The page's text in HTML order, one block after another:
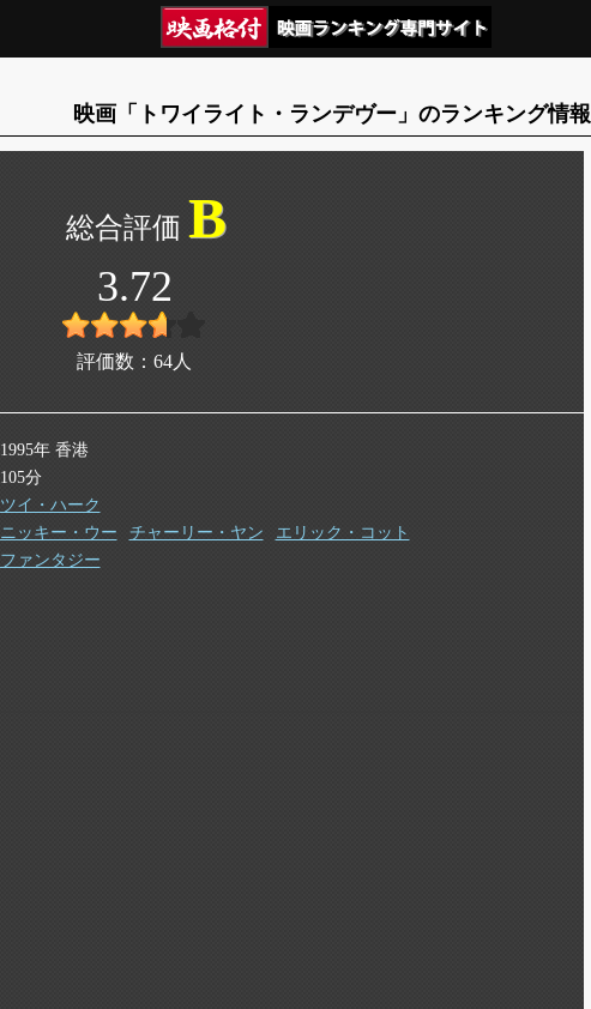
映画「トワイライト・ランデヴー」のランキング情報
B
3.72
評価数： 64 人
1995年 香港
105分
ツイ・ハーク
ニッキー・ウー チャーリー・ヤン
エリック・コット
ファンタジー